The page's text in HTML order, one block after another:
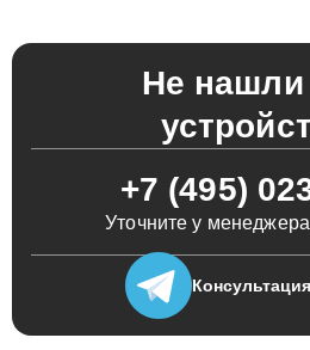
Не нашли
+7 (495)
Уточните у
Консультация